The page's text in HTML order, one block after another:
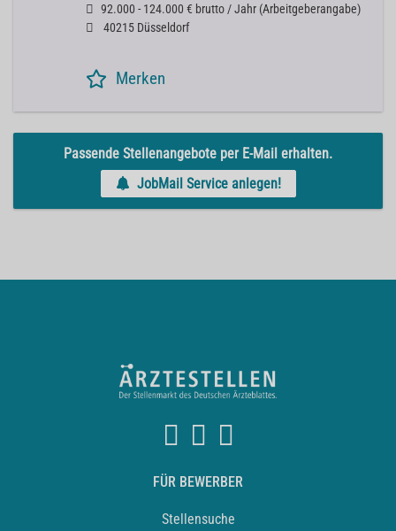
92.000 - 124.000 € brutto / Jahr (Arbeitgeberangabe)
40215 Düsseldorf
Merken
Passende Stellenangebote per E-Mail erhalten.
JobMail Service anlegen!
FÜR BEWERBER
Stellensuche